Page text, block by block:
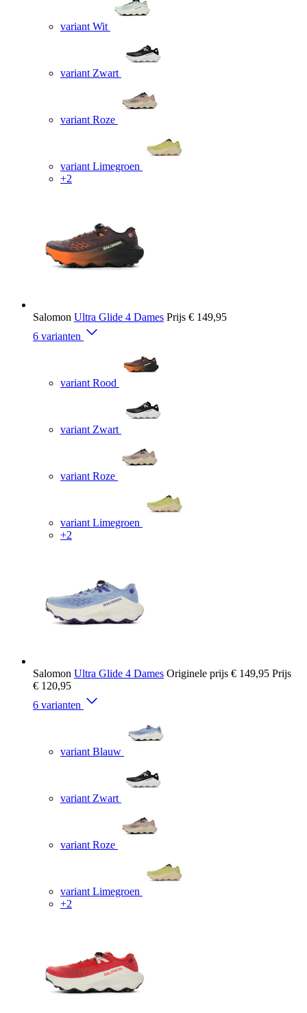
variant Wit
variant Zwart
variant Roze
variant Limegroen
+2
Salomon Ultra Glide 4 Dames Prijs € 149,95
6 varianten
variant Rood
variant Zwart
variant Roze
variant Limegroen
+2
Salomon Ultra Glide 4 Dames Originele prijs € 149,95 Prijs
€ 120,95
6 varianten
variant Blauw
variant Zwart
variant Roze
variant Limegroen
+2